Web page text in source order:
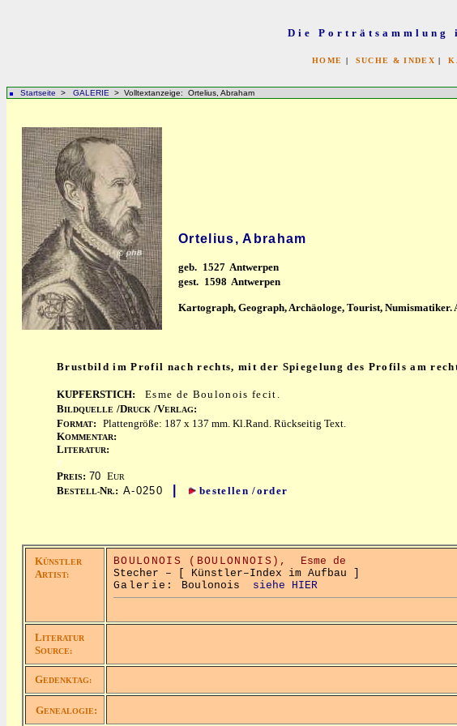
Die Porträtsammlung
HOME | SUCHE & INDEX |
Startseite > GALERIE > Volltextanzeige: Ortelius, Abraham
Ortelius, Abraham
geb. 1527 Antwerpen
gest. 1598 Antwerpen
Kartograph, Geograph, Archäologe, Tourist, Numismatiker.
Brustbild im Profil nach rechts, mit der Spiegelung des Profils am
KUPFERSTICH:
Esme de Boulonois fecit.
BILDQUELLE /DRUCK /VERLAG:
FORMAT: Plattengröße: 187 x 137 mm. Kl.Rand. Rückseitig Text.
KOMMENTAR:
LITERATUR:
x
PREIS: 70 EUR
BESTELL-NR.: A-0250 bestellen /order
KÜNSTLER
ARTIST:
BOULONOIS (BOULONNOIS),
Esme de
Stecher – [ Künstler–Index im Aufbau ]
Galerie: Boulonois siehe HIER
LITERATUR
SOURCE:
GEDENKTAG:
GENEALOGIE: